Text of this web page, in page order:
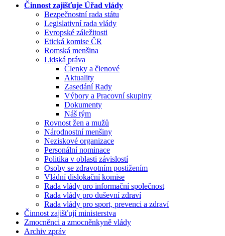
Činnost zajišťuje Úřad vlády
Bezpečnostní rada státu
Legislativní rada vlády
Evropské záležitosti
Etická komise ČR
Romská menšina
Lidská práva
Členky a členové
Aktuality
Zasedání Rady
Výbory a Pracovní skupiny
Dokumenty
Náš tým
Rovnost žen a mužů
Národnostní menšiny
Neziskové organizace
Personální nominace
Politika v oblasti závislostí
Osoby se zdravotním postižením
Vládní dislokační komise
Rada vlády pro informační společnost
Rada vlády pro duševní zdraví
Rada vlády pro sport, prevenci a zdraví
Činnost zajišťují ministerstva
Zmocněnci a zmocněnkyně vlády
Archiv zpráv